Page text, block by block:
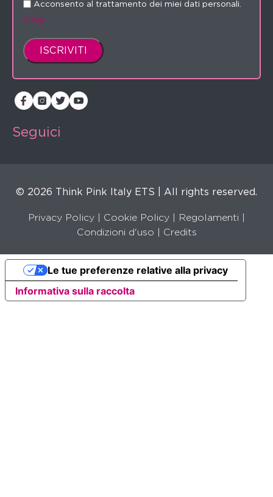
Acconsento al trattamento dei miei dati personali.
Leggi
Seguici
© 2026 Think Pink Italy ETS | All rights reserved.
Privacy Policy Cookie Policy Regolamenti
Condizioni d'uso |
Credits
Informativa sulla raccolta
Le tue preferenze relative alla privacy